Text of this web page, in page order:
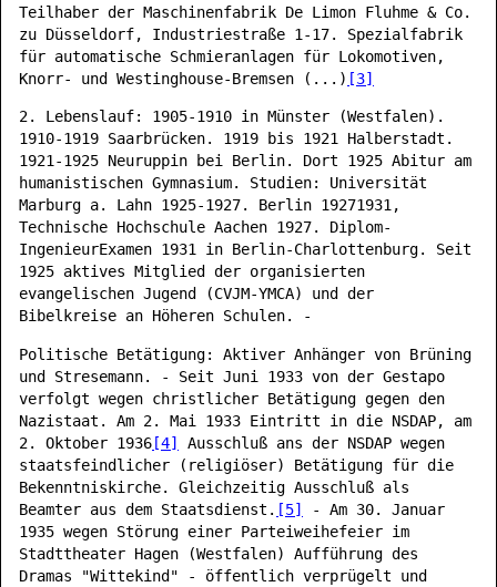
Teilhaber der Maschinenfabrik De Limon Fluhme & Co.
zu Düsseldorf, Industriestraße 1-17. Spezialfabrik
für automatische Schmieranlagen für Lokomotiven,
Knorr- und Westinghouse-Bremsen (...) [3]
2. Lebenslauf: 1905-1910 in Münster (Westfalen).
1910-1919 Saarbrücken. 1919 bis 1921 Halberstadt.
1921-1925 Neuruppin bei Berlin. Dort 1925 Abitur am
humanistischen Gymnasium. Studien: Universität
Marburg a. Lahn 1925-1927. Berlin 19271931,
Technische Hochschule Aachen 1927. Diplom-
IngenieurExamen 1931 in Berlin-Charlottenburg. Seit
1925 aktives Mitglied der organisierten
evangelischen Jugend (CVJM-YMCA) und der
Bibelkreise an Höheren Schulen. -
Politische Betätigung: Aktiver Anhänger von Brüning
und Stresemann. - Seit Juni 1933 von der Gestapo
verfolgt wegen christlicher Betätigung gegen den
Nazistaat. Am 2. Mai 1933 Eintritt in die NSDAP, am
2. Oktober 1936 [4]
Ausschluß ans der NSDAP wegen
staatsfeindlicher (religiöser) Betätigung für die
Bekenntniskirche. Gleichzeitig Ausschluß als
Beamter aus dem Staatsdienst. [5]
- Am 30. Januar
1935 wegen Störung einer Parteiweihefeier im
Stadttheater Hagen (Westfalen) Aufführung des
Dramas "Wittekind" - öffentlich verprügelt und